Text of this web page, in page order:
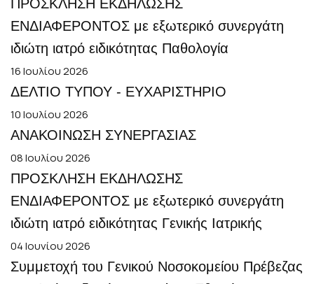
ΠΡΟΣΚΛΗΣΗ ΕΚΔΗΛΩΣΗΣ
ΕΝΔΙΑΦΕΡΟΝΤΟΣ με εξωτερικό συνεργάτη
ιδιώτη ιατρό ειδικότητας Παθολογία
16 Ιουλίου 2026
ΔΕΛΤΙΟ ΤΥΠΟΥ - ΕΥΧΑΡΙΣΤΗΡΙΟ
10 Ιουλίου 2026
ΑΝΑΚΟΙΝΩΣΗ ΣΥΝΕΡΓΑΣΙΑΣ
08 Ιουλίου 2026
ΠΡΟΣΚΛΗΣΗ ΕΚΔΗΛΩΣΗΣ
ΕΝΔΙΑΦΕΡΟΝΤΟΣ με εξωτερικό συνεργάτη
ιδιώτη ιατρό ειδικότητας Γενικής Ιατρικής
04 Ιουνίου 2026
Συμμετοχή του Γενικού Νοσοκομείου Πρέβεζας